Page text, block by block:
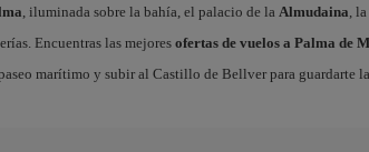
, iluminada sobre la bahía, el palacio de la Almudaina, la
Encuentras las mejoresofertas de vuelos a Palma de
marítimo y subir al Castillo de Bellver para guardarte